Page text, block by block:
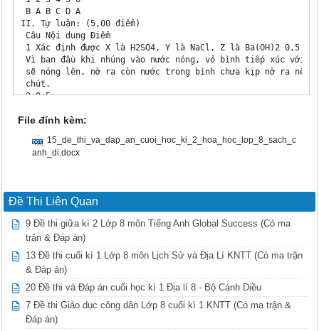
File đính kèm:
15_de_thi_va_dap_an_cuoi_hoc_ki_2_hoa_hoc_lop_8_sach_c
anh_di.docx
Đề Thi Liên Quan
9 Đề thi giữa kì 2 Lớp 8 môn Tiếng Anh Global Success (Có ma
trận & Đáp án)
13 Đề thi cuối kì 1 Lớp 8 môn Lịch Sử và Địa Lí KNTT (Có ma trận
& Đáp án)
20 Đề thi và Đáp án cuối học kì 1 Địa lí 8 - Bộ Cánh Diều
7 Đề thi Giáo dục công dân Lớp 8 cuối kì 1 KNTT (Có ma trận &
Đáp án)